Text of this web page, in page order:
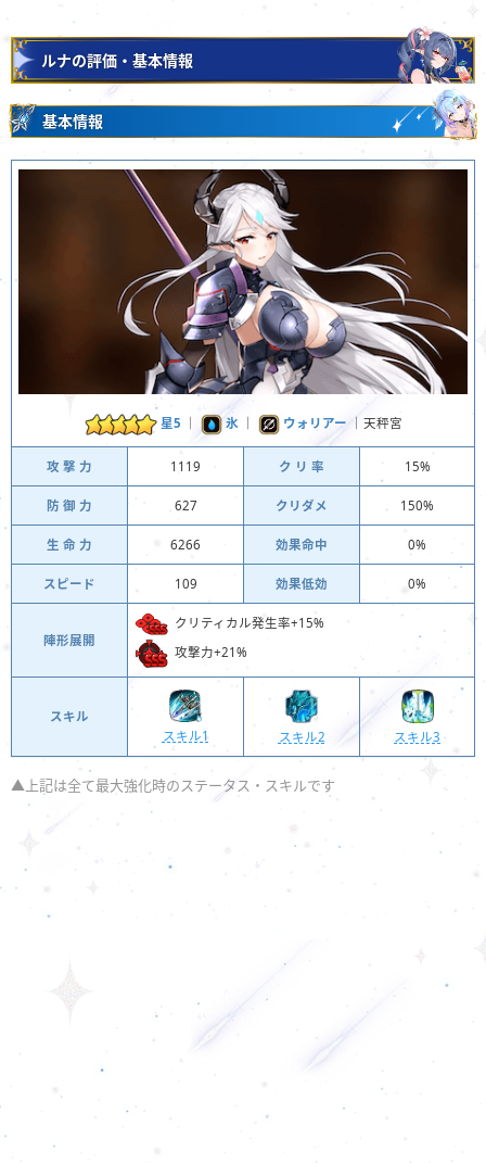
ルナの評価・基本情報
基本情報
星5 氷｜ ウォリアー ｜天秤宮
攻 撃 力 1119 ク リ 率 15%
防 御 力 627 クリダメ 150%
生 命 力 6266 効果命中 0%
スピード 109 効果低効 0%
陣形展開
クリティカル発生率+15%
攻撃力+21%
スキル
スキル1
スキル2 スキル3
▲上記は全て最大強化時のステータス・スキルです